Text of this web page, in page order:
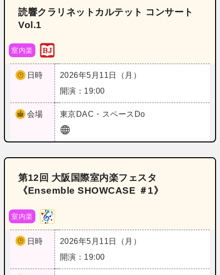
読響クラリネットカルテット コンサート
Vol.1
室内楽
日時
2026年5月11日（月）
開演：19:00
会場 東京DAC・スペースDo
第12回 大阪国際室内楽フェスタ
《Ensemble SHOWCASE ＃1》
室内楽
日時
2026年5月11日（月）
開演：19:00